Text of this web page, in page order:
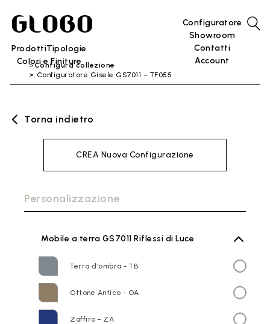
ProdottiTipologie
Colori e Finiture
Configuratore
Showroom
Contatti
Account
Configura collezione
Configuratore Gisele GS7011 – TF055
Torna indietro
CREA Nuova Configurazione
Personalizzazione
Mobile a terra GS7011 Riflessi di Luce
Terra d'ombra - TB
Ottone Antico - OA
Zaffiro - ZA